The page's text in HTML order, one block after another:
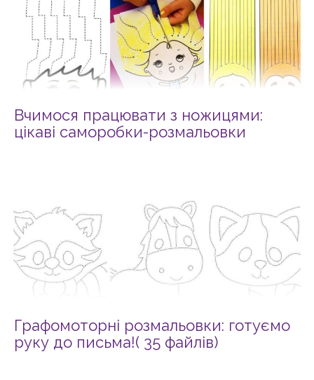
Вчимося працювати з ножицями:
цікаві саморобки-розмальовки
Графомоторні розмальовки: готуємо
руку до письма!( 35 файлів)